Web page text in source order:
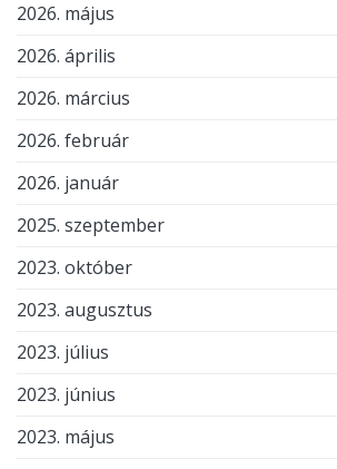
2026. május
2026. április
2026. március
2026. február
2026. január
2025. szeptember
2023. október
2023. augusztus
2023. július
2023. június
2023. május